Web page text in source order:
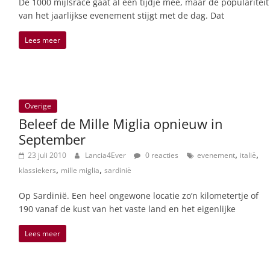
van het jaarlijkse evenement stijgt met de dag. Dat
Lees meer
Overige
Beleef de Mille Miglia opnieuw in
September
23 juli 2010 Lancia4Ever 0 reacties evenement, italië,
klassiekers, mille miglia, sardinië
Op Sardinië. Een heel ongewone locatie zo’n kilometertje of
190 vanaf de kust van het vaste land en het eigenlijke
Lees meer